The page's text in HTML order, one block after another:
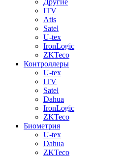
Другие
ITV
Atis
Satel
U-tex
IronLogic
ZKTeco
Контроллеры
U-tex
ITV
Satel
Dahua
IronLogic
ZKTeco
Биометрия
U-tex
Dahua
ZKTeco